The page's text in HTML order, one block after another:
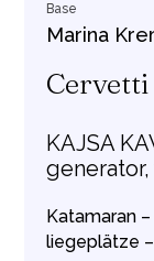
Base
Marina
Cervetti
KAJSA
Katamaran –
liegeplätze